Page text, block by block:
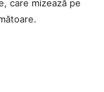
care mizează pe